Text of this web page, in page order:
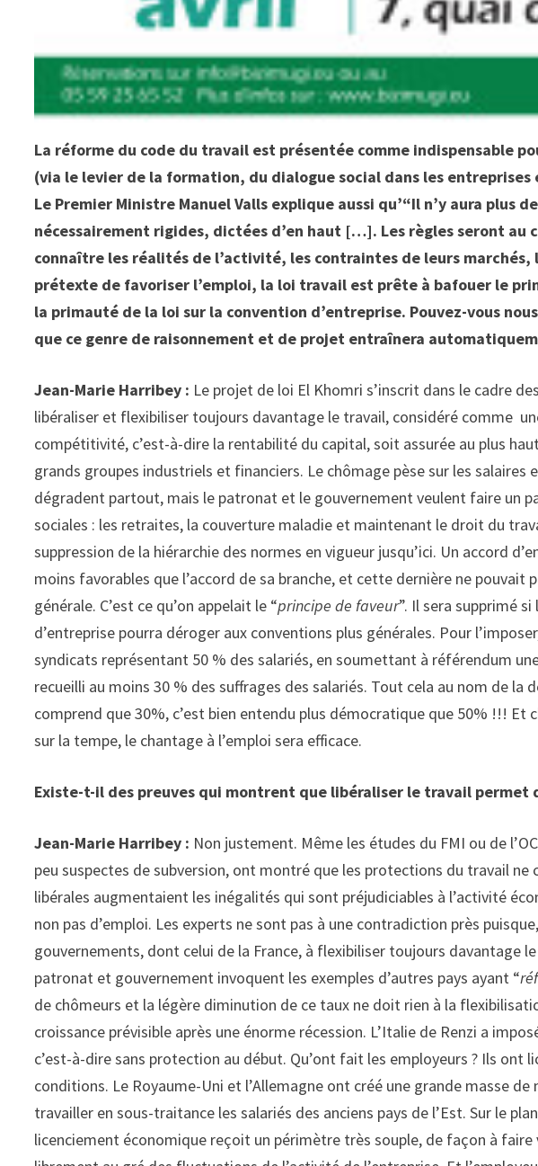
La réforme du code du travail est présentée comme indispensable
(via le levier de la formation, du dialogue social dans les
Le Premier Ministre Manuel Valls explique aussi qu’“Il n’y aura plus
nécessairement rigides, dictées d’en haut […]. Les règles seront au
connaître les réalités de l’activité, les contraintes de leurs
prétexte de favoriser l’emploi, la loi travail est prête à bafouer le
la primauté de la loi sur la convention d’entreprise. Pouvez-vous
que ce genre de raisonnement et de projet entraînera
Jean-Marie Harribey : Le projet de loi El Khomri s’inscrit dans le cadre
libéraliser et flexibiliser toujours davantage le travail, considéré comme
compétitivité, c’est-à-dire la rentabilité du capital, soit assurée au plus
grands groupes industriels et financiers. Le chômage pèse sur les
dégradent partout, mais le patronat et le gouvernement veulent faire un
sociales : les retraites, la couverture maladie et maintenant le droit du
suppression de la hiérarchie des normes en vigueur jusqu’ici. Un accord
moins favorables que l’accord de sa branche, et cette dernière ne pouvait
générale. C’est ce qu’on appelait le “principe de faveur”. Il sera supprimé
d’entreprise pourra déroger aux conventions plus générales. Pour
syndicats représentant 50 % des salariés, en soumettant à référendum
recueilli au moins 30 % des suffrages des salariés. Tout cela au nom de la
comprend que 30%, c’est bien entendu plus démocratique que 50% !!! Et
sur la tempe, le chantage à l’emploi sera efficace.
Existe-t-il des preuves qui montrent que libéraliser le travail permet
Jean-Marie Harribey : Non justement. Même les études du FMI ou de
peu suspectes de subversion, ont montré que les protections du travail
libérales augmentaient les inégalités qui sont préjudiciables à l’activité
non pas d’emploi. Les experts ne sont pas à une contradiction près
gouvernements, dont celui de la France, à flexibiliser toujours davantage
patronat et gouvernement invoquent les exemples d’autres pays ayant “
de chômeurs et la légère diminution de ce taux ne doit rien à la
croissance prévisible après une énorme récession. L’Italie de Renzi a
c’est-à-dire sans protection au début. Qu’ont fait les employeurs ? Ils ont
conditions. Le Royaume-Uni et l’Allemagne ont créé une grande masse
travailler en sous-traitance les salariés des anciens pays de l’Est. Sur le
licenciement économique reçoit un périmètre très souple, de façon à faire